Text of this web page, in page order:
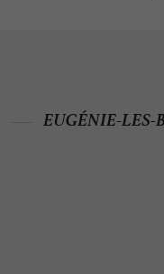
EUGÉNIE-LES-